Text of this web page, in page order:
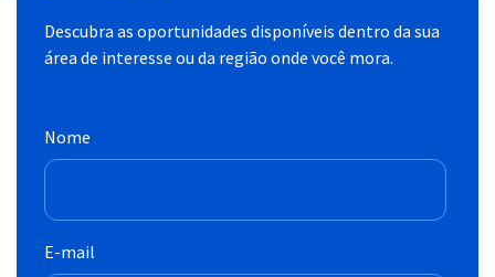
Descubra as oportunidades disponíveis dentro da sua
área de interesse ou da região onde você mora.
Nome
E-mail